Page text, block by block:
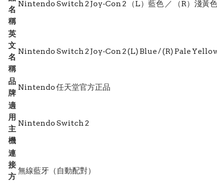
名
稱
Nintendo Switch 2 Joy‑Con 2 （L）藍色 ／ （R）淺黃色
英
文
名
稱
Nintendo Switch 2 Joy‑Con 2 (L) Blue / (R) Pale
品
牌
Nintendo 任天堂官方正品
適
用
主
機
Nintendo Switch 2
連
接
方
無線藍牙（自動配對）